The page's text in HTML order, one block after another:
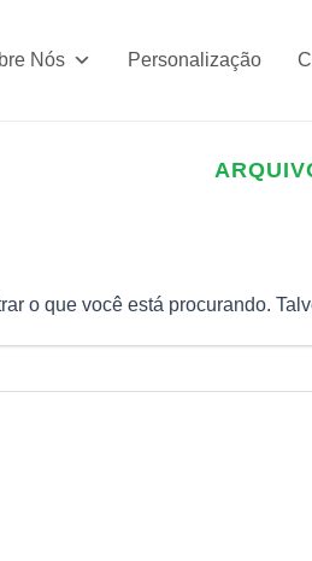
Nós Personalização
o que você está procurando.